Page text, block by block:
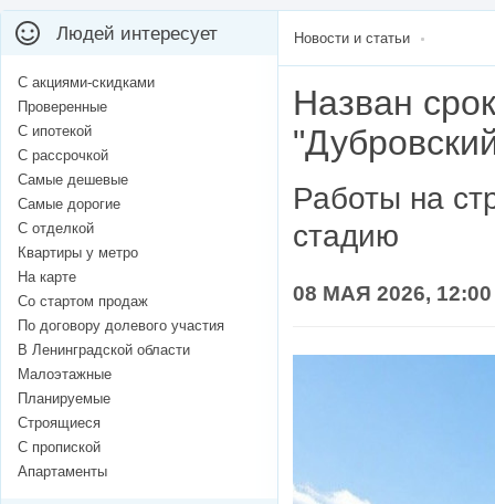
Новости и статьи
Назван
Работы на
стадию
08 МАЯ 2026, 12:00
Людей интересует
С акциями-скидками
Проверенные
С ипотекой
С рассрочкой
Самые дешевые
Самые дорогие
С отделкой
Квартиры у метро
На карте
Со стартом продаж
По договору долевого участия
В Ленинградской области
Малоэтажные
Планируемые
Строящиеся
С пропиской
Апартаменты